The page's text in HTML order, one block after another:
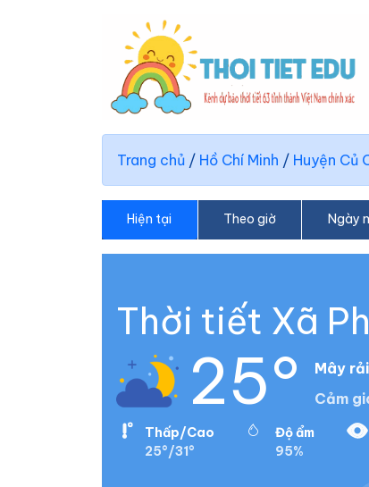
Trang chủ / Hồ Chí Minh / Huyện Củ
Hiện tại Theo giờ Ngày
Thời tiết Xã
25°
Mây
Cảm
Thấp/Cao
25°/31°
Độ ẩm
95%